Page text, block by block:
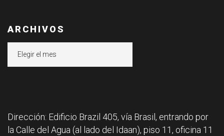
ARCHIVOS
Dirección: Edificio Brazil 405, vía Brasil, entrando por
la Calle del Agua (al lado del Idaan), piso 11, oficina 11